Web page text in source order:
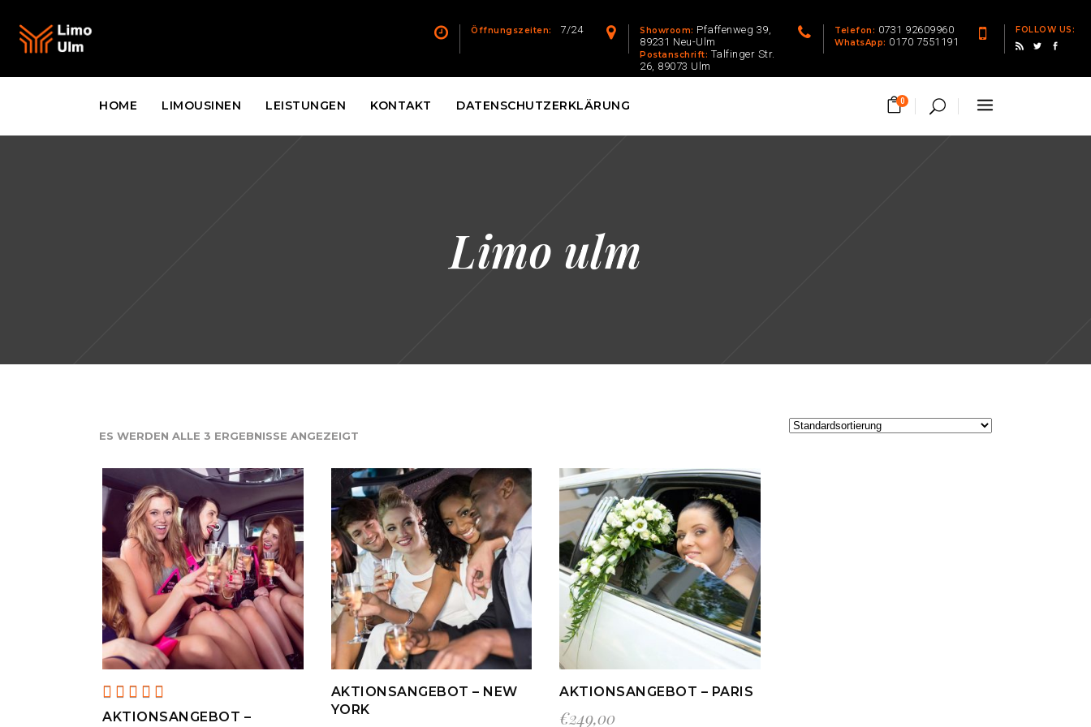
Öffnungszeiten: 7/24 Showroom: Pfaffenweg 39,
89231 Neu-Ulm
Postanschrift: Talfinger Str.
26, 89073 Ulm
Telefon: 0731 92609960
WhatsApp: 0170 7551191
FOLLOW US:
HOME LIMOUSINEN LEISTUNGEN KONTAKT DATENSCHUTZERKLÄRUNG 0
Limo ulm
ES WERDEN ALLE 3 ERGEBNISSE ANGEZEIGT
IN DEN WARENKORB
mit
AKTIONSANGEBOT –
IN DEN WARENKORB
AKTIONSANGEBOT – NEW
YORK
IN DEN WARENKORB
AKTIONSANGEBOT – PARIS
€249,00